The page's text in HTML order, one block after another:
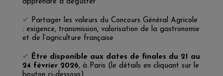
apprendre à déguster
✔ Partager les valeurs du Concours Général Agricole
: exigence, transmission, valorisation de la gastronomie
et de l’agriculture française
✔ Être disponible aux dates de finales du 21 au
24 février 2026, à Paris (le détails en cliquant sur le